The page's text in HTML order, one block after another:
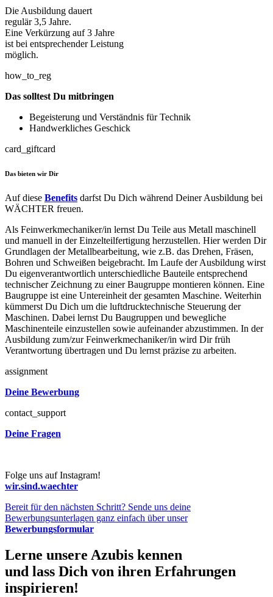
Die Ausbildung dauert
regulär 3,5 Jahre.
Eine Verkürzung auf 3 Jahre
ist bei entsprechender Leistung
möglich.
how_to_reg
Das solltest Du mitbringen
Begeisterung und Verständnis für Technik
Handwerkliches Geschick
card_giftcard
Das bieten wir Dir
Auf diese Benefits darfst Du Dich während Deiner Ausbildung bei
WÄCHTER freuen.
Als Feinwerkmechaniker/in lernst Du Teile aus Metall maschinell
und manuell in der Einzelteilfertigung herzustellen. Hier werden Dir
Grundlagen der Metallbearbeitung, wie z.B. das Drehen, Fräsen,
Bohren und Schweißen beigebracht. Im Laufe der Ausbildung wirst
Du eigenverantwortlich unterschiedliche Bauteile entsprechend
technischer Zeichnung zu einer Baugruppe montieren können. Eine
Baugruppe ist eine Untereinheit der gesamten Maschine. Weiterhin
kümmerst Du Dich um die luftdrucktechnische Steuerung der
Maschinen. Dabei lernst Du Baugruppen und bewegliche
Maschinenteile einzustellen sowie aufeinander abzustimmen. In der
Ausbildung zum/zur Feinwerkmechaniker/in wird Dir früh
Verantwortung übertragen und Du lernst präzise zu arbeiten.
assignment
Deine Bewerbung
contact_support
Deine Fragen
Folge uns auf Instagram!
wir.sind.waechter
Bereit für den nächsten Schritt? Sende uns deine
Bewerbungsunterlagen ganz einfach über unser
Bewerbungsformular
Lerne unsere Azubis kennen
und lass Dich von ihren Erfahrungen
inspirieren!